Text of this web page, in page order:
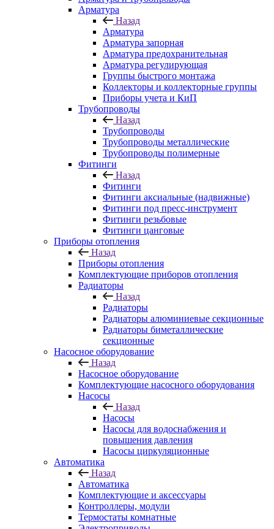
Арматура
Назад
Арматура
Арматура запорная
Арматура предохранительная
Арматура регулирующая
Группы быстрого монтажа
Коллекторы и коллекторные группы
Приборы учета и КиП
Трубопроводы
Назад
Трубопроводы
Трубопроводы металлические
Трубопроводы полимерные
Фитинги
Назад
Фитинги
Фитинги аксиальные (надвижные)
Фитинги под пресс-инструмент
Фитинги резьбовые
Фитинги цанговые
Приборы отопления
Назад
Приборы отопления
Комплектующие приборов отопления
Радиаторы
Назад
Радиаторы
Радиаторы алюминиевые секционные
Радиаторы биметаллические
секционные
Насосное оборудование
Назад
Насосное оборудование
Комплектующие насосного оборудования
Насосы
Назад
Насосы
Насосы для водоснабжения и
повышения давления
Насосы циркуляционные
Автоматика
Назад
Автоматика
Комплектующие и аксессуары
Контроллеры, модули
Термостаты комнатные